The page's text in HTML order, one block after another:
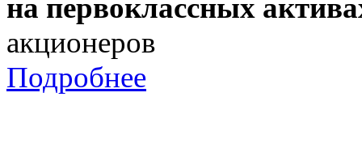
на первоклассных
акционеров
Подробнее